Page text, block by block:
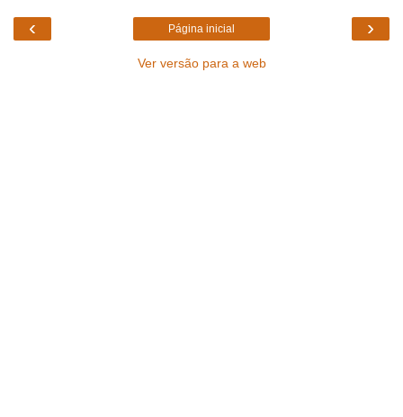
‹ ›
Página inicial
Ver versão para a web